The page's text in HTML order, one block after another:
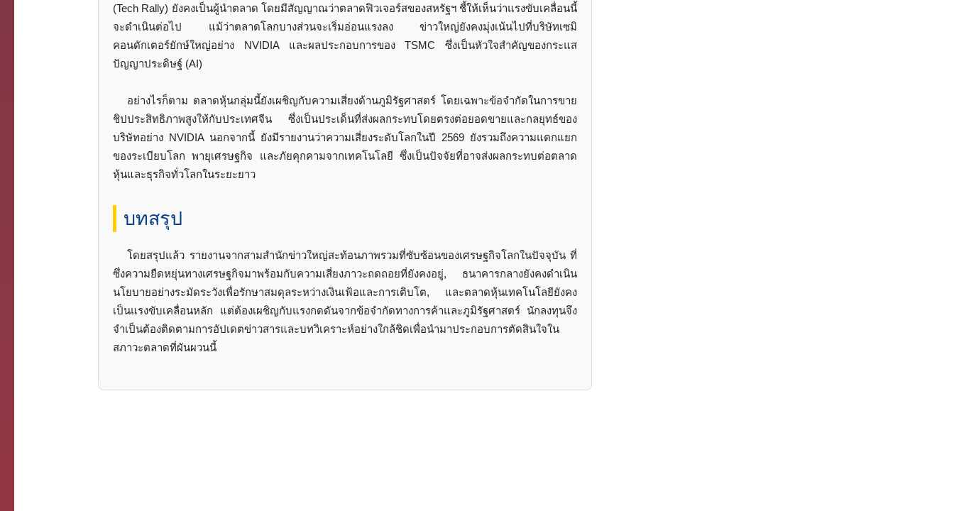
(Tech Rally) ยังคงเป็นผู้นำตลาด โดยมีสัญญาณว่าตลาดฟิวเจอร์สของสหรัฐฯ ชี้ให้เห็นว่าแรงขับเคลื่อนนี้
จะดำเนินต่อไป แม้ว่าตลาดโลกบางส่วนจะเริ่มอ่อนแรงลง ข่าวใหญ่ยังคงมุ่งเน้นไปที่บริษัทเซมิ
คอนดักเตอร์ยักษ์ใหญ่อย่าง NVIDIA และผลประกอบการของ TSMC ซึ่งเป็นหัวใจสำคัญของกระแส
ปัญญาประดิษฐ์ (AI)
อย่างไรก็ตาม ตลาดหุ้นกลุ่มนี้ยังเผชิญกับความเสี่ยงด้านภูมิรัฐศาสตร์ โดยเฉพาะข้อจำกัดในการขาย
ชิปประสิทธิภาพสูงให้กับประเทศจีน ซึ่งเป็นประเด็นที่ส่งผลกระทบโดยตรงต่อยอดขายและกลยุทธ์ของ
บริษัทอย่าง NVIDIA นอกจากนี้ ยังมีรายงานว่าความเสี่ยงระดับโลกในปี 2569 ยังรวมถึงความแตกแยก
ของระเบียบโลก พายุเศรษฐกิจ และภัยคุกคามจากเทคโนโลยี ซึ่งเป็นปัจจัยที่อาจส่งผลกระทบต่อตลาด
หุ้นและธุรกิจทั่วโลกในระยะยาว
บทสรุป
โดยสรุปแล้ว รายงานจากสามสำนักข่าวใหญ่สะท้อนภาพรวมที่ซับซ้อนของเศรษฐกิจโลกในปัจจุบัน ที่
ซึ่งความยืดหยุ่นทางเศรษฐกิจมาพร้อมกับความเสี่ยงภาวะถดถอยที่ยังคงอยู่, ธนาคารกลางยังคงดำเนิน
นโยบายอย่างระมัดระวังเพื่อรักษาสมดุลระหว่างเงินเฟ้อและการเติบโต, และตลาดหุ้นเทคโนโลยียังคง
เป็นแรงขับเคลื่อนหลัก แต่ต้องเผชิญกับแรงกดดันจากข้อจำกัดทางการค้าและภูมิรัฐศาสตร์ นักลงทุนจึง
จำเป็นต้องติดตามการอัปเดตข่าวสารและบทวิเคราะห์อย่างใกล้ชิดเพื่อนำมาประกอบการตัดสินใจใน
สภาวะตลาดที่ผันผวนนี้